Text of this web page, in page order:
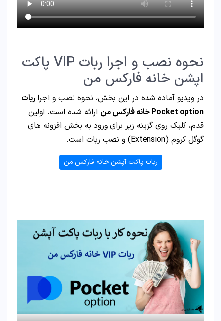
نحوه نصب و اجرا ربات VIP پاکت
اپشن خانه فارکس من
در ویدیو آماده شده در این بخش، نحوه نصب و اجرا ربات
Pocket option خانه فارکس من
ارائه شده است. اولین
قدم، کلیک روی گزینه زیر برای ورود به بخش افزونه های
گوگل کروم (Extension) و نصب ربات است.
ربات پاکت آپشن خانه فارکس من